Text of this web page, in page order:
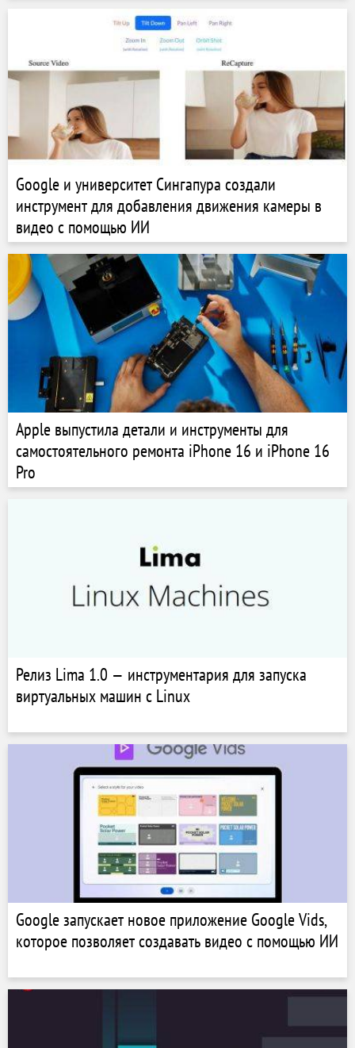
Google и университет Сингапура создали
инструмент для добавления движения камеры в
видео с помощью ИИ
Apple выпустила детали и инструменты для
самостоятельного ремонта iPhone 16 и iPhone 16
Pro
Релиз Lima 1.0 — инструментария для запуска
виртуальных машин с Linux
Google запускает новое приложение Google Vids,
которое позволяет создавать видео с помощью ИИ